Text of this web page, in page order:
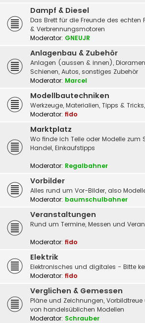
Dampf & Diesel
Das Brett für die Freunde des echten
& Verbrennungsmotoren
Moderator: GNEUJR
Anlagenbau & Zubehör
Anlagen (aussen & innen),
Schienen, Autos, sonstiges Zubehör
Moderator: Marcel
Modellbautechniken
Werkzeuge, Materialien, Tipps &
Moderator: fido
Marktplatz
Wo finde ich Teile oder Modelle zum
Handel, Einkaufstipps
Moderator: Regalbahner
Vorbilder
Alles rund um Vor-Bilder, also
Moderator: baumschulbahner
Veranstaltungen
Rund um Termine, Messen und
Moderator: fido
Elektrik
Elektronisches und digitales - Bitte
Moderator: fido
Verglichen & Gemessen
Pläne und Zeichnungen,
von handelsüblichen Modellen
Moderator: Schrauber